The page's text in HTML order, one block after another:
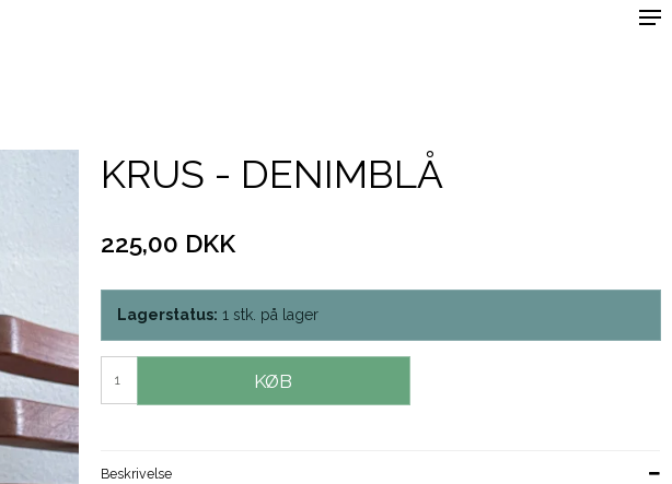
KRUS - DENIMBLÅ
225,00 DKK
Lagerstatus: 1 stk. på lager
KØB
Beskrivelse